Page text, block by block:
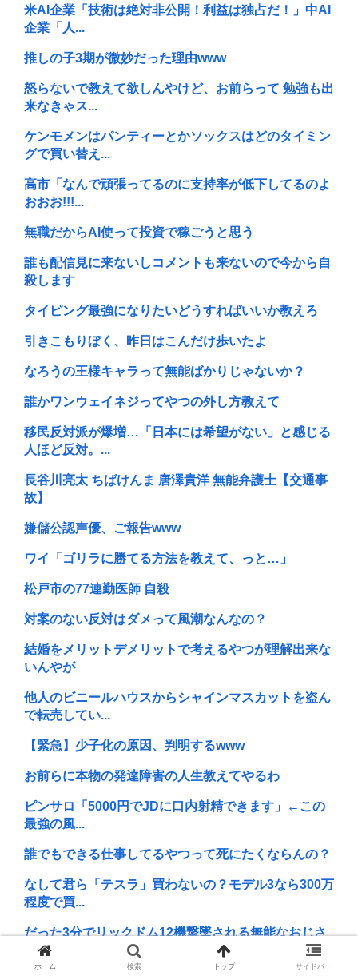
米AI企業「技術は絶対非公開！利益は独占だ！」中AI
企業「人...
推しの子3期が微妙だった理由www
怒らないで教えて欲しんやけど、お前らって 勉強も出
来なきゃス...
ケンモメンはパンティーとかソックスはどのタイミン
グで買い替え...
高市「なんで頑張ってるのに支持率が低下してるのよ
おおお!!!...
無職だからAI使って投資で稼ごうと思う
誰も配信見に来ないしコメントも来ないので今から自
殺します
タイピング最強になりたいどうすればいいか教えろ
引きこもりぼく、昨日はこんだけ歩いたよ
なろうの王様キャラって無能ばかりじゃないか？
誰かワンウェイネジってやつの外し方教えて
移民反対派が爆増…「日本には希望がない」と感じる
人ほど反対。...
長谷川亮太 ちばけんま 唐澤貴洋 無能弁護士【交通事
故】
嫌儲公認声優、ご報告www
ワイ「ゴリラに勝てる方法を教えて、っと…」
松戸市の77連勤医師 自殺
対案のない反対はダメって風潮なんなの？
結婚をメリットデメリットで考えるやつが理解出来な
いんやが
他人のビニールハウスからシャインマスカットを盗ん
で転売してい...
【緊急】少子化の原因、判明するwww
お前らに本物の発達障害の人生教えてやるわ
ピンサロ「5000円でJDに口内射精できます」←この
最強の風...
誰でもできる仕事してるやつって死にたくならんの？
なして君ら「テスラ」買わないの？モデル3なら300万
程度で買...
だった3分でリックドム12機撃墜される無能なおじさ
ん居るでし...
ホーム 検索 トップ サイドバー